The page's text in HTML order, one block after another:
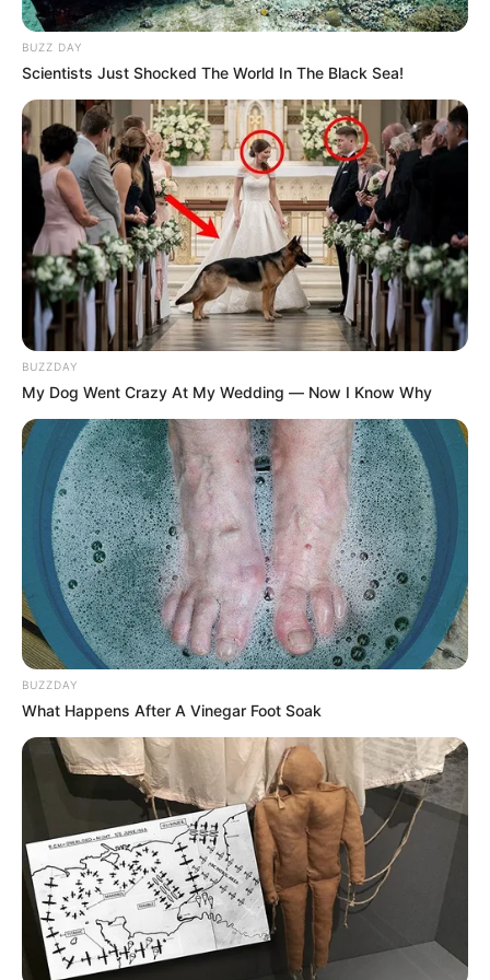
Le sugerimos leer:Mujer fue judicializada por
portar en su zona íntima, cocaína y cannabis
Al momento de dirigirse hasta este lugar fueron recibidos
por una gran cantidad de personas quienes les
manifiestan a los uniformados que sobre la entrada del
barrio Reyes Umaña estaba tendido ciudadano con
aparentes signos de violencia y cuyo estado parecía
cercano a la muerte.
Cuando los hombres de la fuerza pública llegaron hasta
el lugar se encontraron con el cuerpo sin vida de
Sebastián Ramírez Echeverri, de 17 años de edad, el cual
presentaba varias heridas con arma de fuego a la altura
de su cuerpo.
Le sugerimos leer:Condenado por homicidio
tenía casa por cárcel y se encontraba de
paseo
De inmediato los uniformados dieron aviso al Cuerpo
BUZZ DAY
Scientists Just Shocked The World In The Black Sea!
BUZZDAY
My Dog Went Crazy At My Wedding — Now I Know Why
BUZZDAY
What Happens After A Vinegar Foot Soak